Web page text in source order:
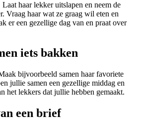
haar lekker uitslapen en neem de
Vraag haar wat ze graag wil eten en
er een gezellige dag van en praat over
iets bakken
bijvoorbeeld samen haar favoriete
jullie samen een gezellige middag en
het lekkers dat jullie hebben gemaakt.
een brief